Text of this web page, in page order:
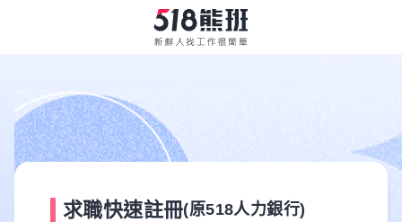
求職快速註冊(原518人力銀行)